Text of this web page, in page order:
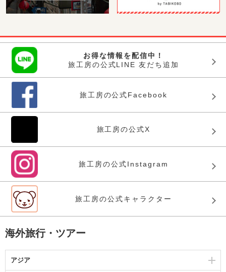
お得な情報を配信中！
旅工房の公式LINE 友だち追加
旅工房の公式Facebook
旅工房の公式X
旅工房の公式Instagram
旅工房の公式キャラクター
海外旅行・ツアー
アジア